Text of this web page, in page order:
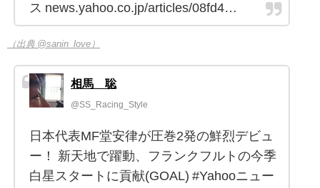
ス news.yahoo.co.jp/articles/08fd4…
（出典 @sanin_love）
相馬 聡
@SS_Racing_Style
日本代表MF堂安律が圧巻2発の鮮烈デビュ
ー！ 新天地で躍動、フランクフルトの今季
白星スタートに貢献(GOAL) #Yahooニュー